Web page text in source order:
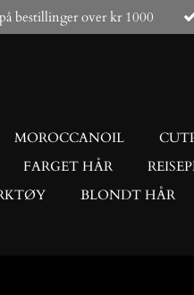
bestillinger over kr 1000
MOROCCANOIL
FARGET HÅR
BLONDT HÅR